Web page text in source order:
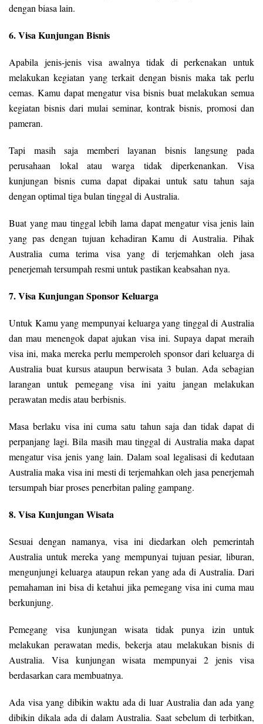
dengan biasa lain.
6. Visa Kunjungan Bisnis
Apabila jenis-jenis visa awalnya tidak di perkenakan untuk
melakukan kegiatan yang terkait dengan bisnis maka tak perlu
cemas. Kamu dapat mengatur visa bisnis buat melakukan semua
kegiatan bisnis dari mulai seminar, kontrak bisnis, promosi dan
pameran.
Tapi masih saja memberi layanan bisnis langsung pada
perusahaan lokal atau warga tidak diperkenankan. Visa
kunjungan bisnis cuma dapat dipakai untuk satu tahun saja
dengan optimal tiga bulan tinggal di Australia.
Buat yang mau tinggal lebih lama dapat mengatur visa jenis lain
yang pas dengan tujuan kehadiran Kamu di Australia. Pihak
Australia cuma terima visa yang di terjemahkan oleh jasa
penerjemah tersumpah resmi untuk pastikan keabsahan nya.
7. Visa Kunjungan Sponsor Keluarga
Untuk Kamu yang mempunyai keluarga yang tinggal di Australia
dan mau menengok dapat ajukan visa ini. Supaya dapat meraih
visa ini, maka mereka perlu memperoleh sponsor dari keluarga di
Australia buat kursus ataupun berwisata 3 bulan. Ada sebagian
larangan untuk pemegang visa ini yaitu jangan melakukan
perawatan medis atau berbisnis.
Masa berlaku visa ini cuma satu tahun saja dan tidak dapat di
perpanjang lagi. Bila masih mau tinggal di Australia maka dapat
mengatur visa jenis yang lain. Dalam soal legalisasi di kedutaan
Australia maka visa ini mesti di terjemahkan oleh jasa penerjemah
tersumpah biar proses penerbitan paling gampang.
8. Visa Kunjungan Wisata
Sesuai dengan namanya, visa ini diedarkan oleh pemerintah
Australia untuk mereka yang mempunyai tujuan pesiar, liburan,
mengunjungi keluarga ataupun rekan yang ada di Australia. Dari
pemahaman ini bisa di ketahui jika pemegang visa ini cuma mau
berkunjung.
Pemegang visa kunjungan wisata tidak punya izin untuk
melakukan perawatan medis, bekerja atau melakukan bisnis di
Australia. Visa kunjungan wisata mempunyai 2 jenis visa
berdasarkan cara membuatnya.
Ada visa yang dibikin waktu ada di luar Australia dan ada yang
dibikin dikala ada di dalam Australia. Saat sebelum di terbitkan,